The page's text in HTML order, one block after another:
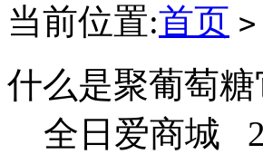
当前位置:首页 >
什么是聚葡萄
全日爱商城